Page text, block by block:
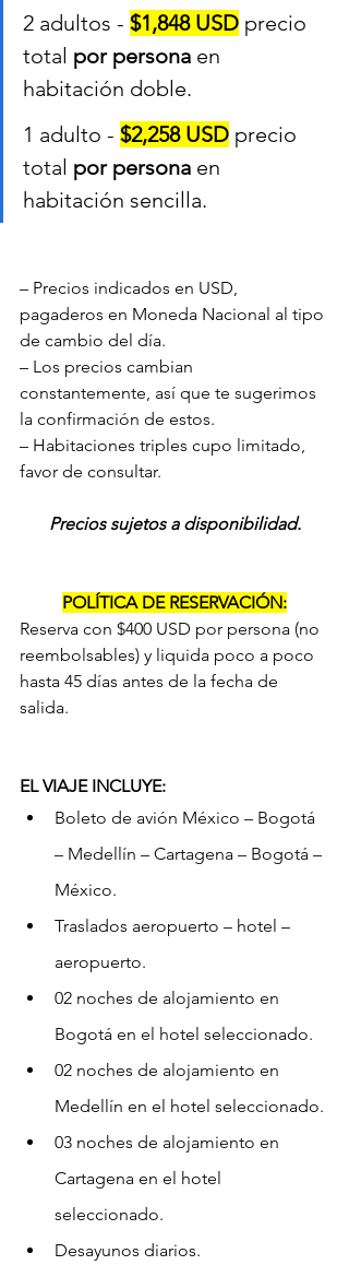
2 adultos - $1,848 USD precio
total por persona en
habitación doble.
1 adulto - $2,258 USD precio
total por persona en
habitación sencilla.
– Precios indicados en USD,
pagaderos en Moneda Nacional al tipo
de cambio del día.
– Los precios cambian
constantemente, así que te sugerimos
la confirmación de estos.
– Habitaciones triples cupo limitado,
favor de consultar.
Precios sujetos a disponibilidad.
POLÍTICA DE RESERVACIÓN:
Reserva con $400 USD por persona (no
reembolsables) y liquida poco a poco
hasta 45 días antes de la fecha de
salida.
EL VIAJE INCLUYE:
Boleto de avión México – Bogotá
– Medellín – Cartagena – Bogotá –
México.
Traslados aeropuerto – hotel –
aeropuerto.
02 noches de alojamiento en
Bogotá en el hotel seleccionado.
02 noches de alojamiento en
Medellín en el hotel seleccionado.
03 noches de alojamiento en
Cartagena en el hotel
seleccionado.
Desayunos diarios.